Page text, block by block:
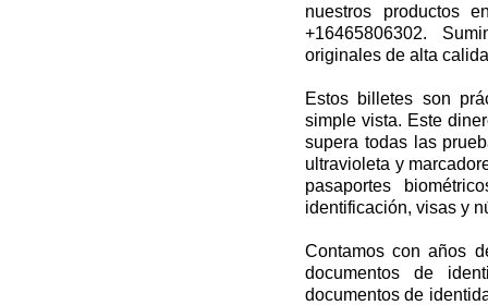
nuestros productos
+16465806302.
originales de alta
Estos billetes son
simple vista. Este
supera todas las
ultravioleta y
pasaportes
identificación, visas y
Contamos con años
documentos de
documentos de